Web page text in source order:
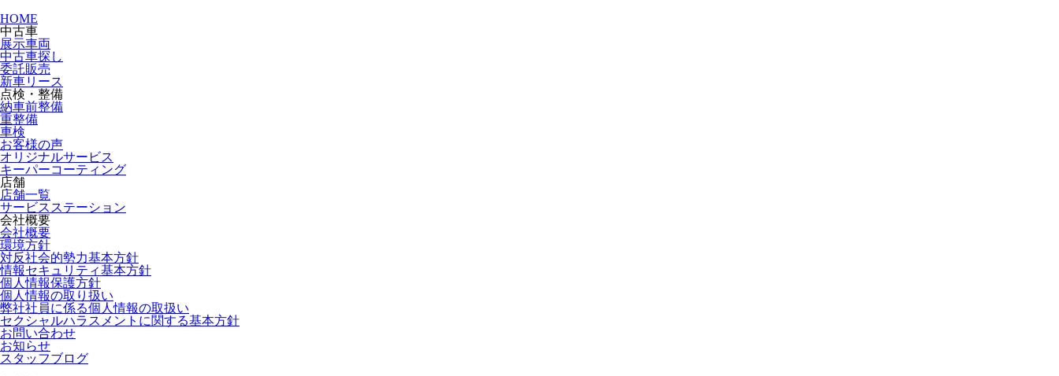
HOME
中古車
展示車両
中古車探し
委託販売
新車リース
点検・整備
納車前整備
重整備
車検
お客様の声
オリジナルサービス
キーパーコーティング
店舗
店舗一覧
サービスステーション
会社概要
会社概要
環境方針
対反社会的勢力基本方針
情報セキュリティ基本方針
個人情報保護方針
個人情報の取り扱い
弊社社員に係る個人情報の取扱い
セクシャルハラスメントに関する基本方針
お問い合わせ
お知らせ
スタッフブログ